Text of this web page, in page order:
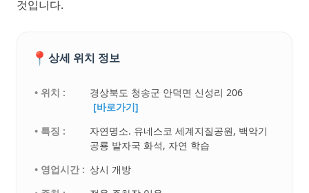
것입니다.
📍 상세 위치 정보
• 위치 :
경상북도 청송군 안덕면 신성리 206
[바로가기]
• 특징 :
자연명소. 유네스코 세계지질공원, 백악기
공룡 발자국 화석, 자연 학습
• 영업시간 : 상시 개방